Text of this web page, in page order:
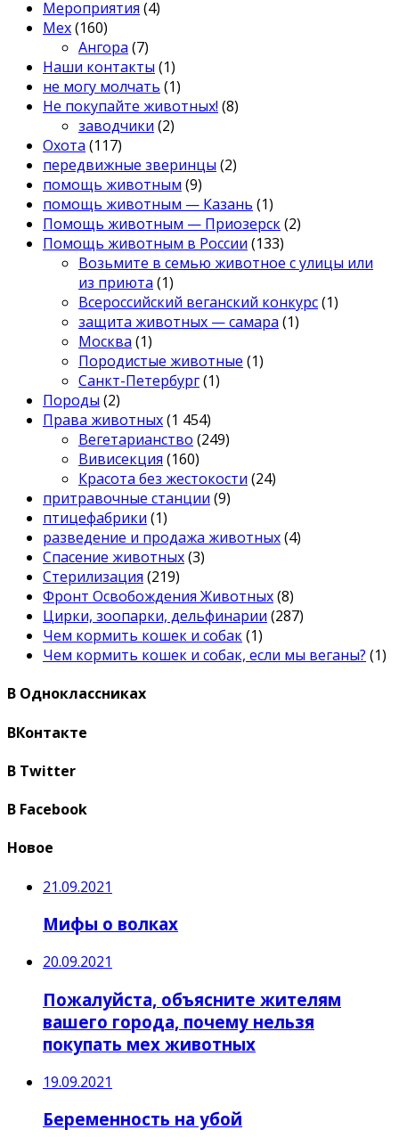
Мероприятия (4)
Мех(160)
Ангора (7)
Наши контакты (1)
не могу молчать (1)
Не покупайте животных! (8)
заводчики (2)
Охота (117)
передвижные зверинцы (2)
помощь животным (9)
помощь животным — Казань (1)
Помощь животным — Приозерск(2)
Помощь животным в России (133)
Возьмите в семью животное с улицы или
из приюта (1)
Всероссийский веганский конкурс(1)
защита животных — самара (1)
Москва (1)
Породистые животные (1)
Санкт-Петербург(1)
Породы (2)
Права животных(1 454)
Вегетарианство (249)
Вивисекция (160)
Красота без жестокости (24)
притравочные станции (9)
птицефабрики (1)
разведение и продажа животных(4)
Спасение животных(3)
Стерилизация (219)
Фронт Освобождения Животных(8)
Цирки, зоопарки, дельфинарии (287)
Чем кормить кошек и собак(1)
Чем кормить кошек и собак, если мы веганы? (1)
В Одноклассниках
ВКонтакте
В Twitter
В Facebook
Новое
21.09.2021
Мифы о волках
20.09.2021
Пожалуйста, объясните жителям
вашего города, почему нельзя
покупать мех животных
19.09.2021
Беременность на убой